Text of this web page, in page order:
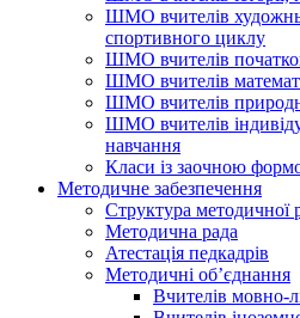
ШМО вчителів
спортивного циклу
ШМО вчителів
ШМО вчителів
ШМО вчителів
ШМО вчителів
навчання
Класи із заочною
Методичне забезпечення
Структура методичної
Методична рада
Атестація педкадрів
Методичні об’єднання
Вчителів мовно-